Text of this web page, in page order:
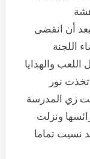
أن انقضى
اللجنة
والهدايا
نور
زي المدرسة
ونزلت
نسيت تماما